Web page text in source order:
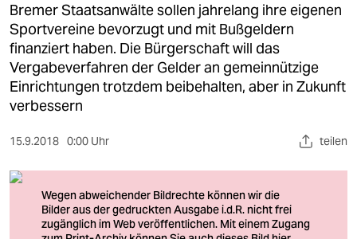
öko
gesellschaft
kultur
nord
wahrheit
Bremer Staatsanwälte sollen jahrelang ihre eigenen
Sportvereine bevorzugt und mit Bußgeldern
finanziert haben. Die Bürgerschaft will das
Vergabeverfahren der Gelder an gemeinnützige
Einrichtungen trotzdem beibehalten, aber in Zukunft
verbessern
15.9.2018 0:00 Uhr teilen